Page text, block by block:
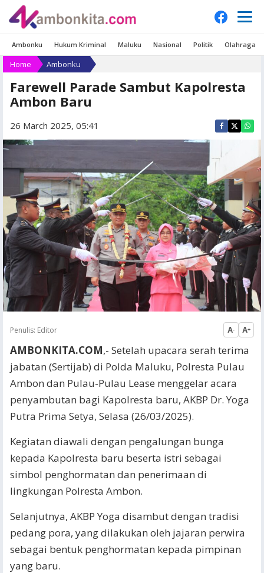
Ambonku Hukum Kriminal Maluku Nasional Politik Olahraga
Home Ambonku
Farewell Parade Sambut Kapolresta
Ambon Baru
26 March 2025, 05:41
Penulis: Editor A- A+
AMBONKITA.COM,- Setelah upacara serah terima
jabatan (Sertijab) di Polda Maluku, Polresta Pulau
Ambon dan Pulau-Pulau Lease menggelar acara
penyambutan bagi Kapolresta baru, AKBP Dr. Yoga
Putra Prima Setya, Selasa (26/03/2025).
Kegiatan diawali dengan pengalungan bunga
kepada Kapolresta baru beserta istri sebagai
simbol penghormatan dan penerimaan di
lingkungan Polresta Ambon.
Selanjutnya, AKBP Yoga disambut dengan tradisi
pedang pora, yang dilakukan oleh jajaran perwira
sebagai bentuk penghormatan kepada pimpinan
yang baru.